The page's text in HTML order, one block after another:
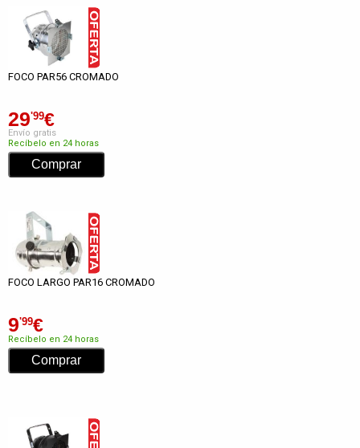
FOCO PAR56 CROMADO
29'99€
Envío gratis
Recíbelo en 24 horas
FOCO LARGO PAR16 CROMADO
9'99€
Recíbelo en 24 horas